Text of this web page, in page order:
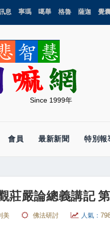
息 寧瑪 噶舉 格魯 薩迦 覺
Since 1999年
會員 最新新聞 特別報
莊嚴論總義講記
美 佛法研討 人氣：